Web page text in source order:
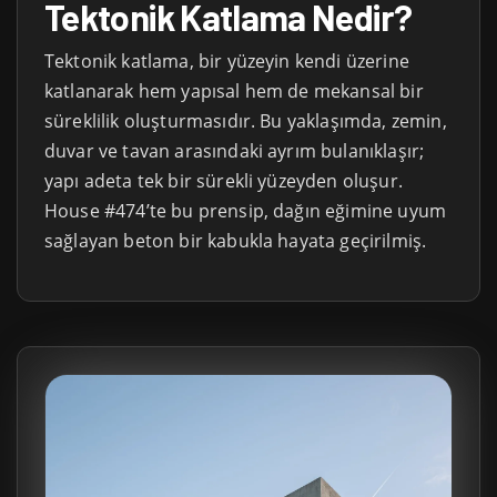
Tektonik Katlama Nedir?
Tektonik katlama, bir yüzeyin kendi üzerine
katlanarak hem yapısal hem de mekansal bir
süreklilik oluşturmasıdır. Bu yaklaşımda, zemin,
duvar ve tavan arasındaki ayrım bulanıklaşır;
yapı adeta tek bir sürekli yüzeyden oluşur.
House #474’te bu prensip, dağın eğimine uyum
sağlayan beton bir kabukla hayata geçirilmiş.